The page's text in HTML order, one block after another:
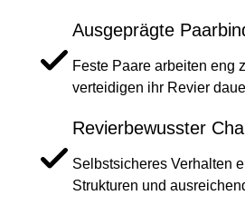
Ausgeprägte
Feste Paare arbeiten eng
verteidigen ihr Revier
Revierbewusster
Selbstsicheres Verhalten
Strukturen und